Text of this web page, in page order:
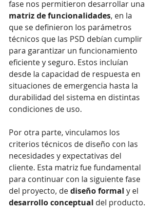
fase nos permitieron desarrollar una
matriz de funcionalidades, en la
que se definieron los parámetros
técnicos que las PSD debían cumplir
para garantizar un funcionamiento
eficiente y seguro. Estos incluían
desde la capacidad de respuesta en
situaciones de emergencia hasta la
durabilidad del sistema en distintas
condiciones de uso.
Por otra parte, vinculamos los
criterios técnicos de diseño con las
necesidades y expectativas del
cliente. Esta matriz fue fundamental
para continuar con la siguiente fase
del proyecto, de diseño formal y el
desarrollo conceptual del producto.